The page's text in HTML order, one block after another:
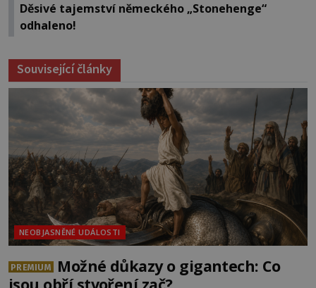
Děsivé tajemství německého „Stonehenge“
odhaleno!
Související články
NEOBJASNĚNÉ UDÁLOSTI
PREMIUM
Možné důkazy o gigantech: Co